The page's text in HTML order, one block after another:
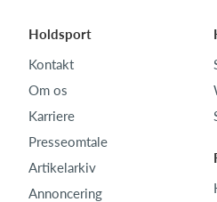
Holdsport
Kontakt
Om os
Karriere
Presseomtale
Artikelarkiv
Annoncering